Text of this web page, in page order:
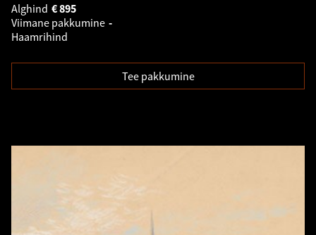
Alghind
895
€
Viimane pakkumine -
Haamrihind
Tee pakkumine